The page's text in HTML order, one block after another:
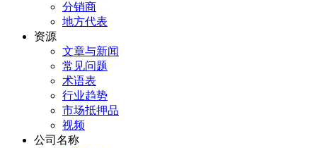
分销商
地方代表
资源
文章与新闻
常见问题
术语表
行业趋势
市场抵押品
视频
公司名称